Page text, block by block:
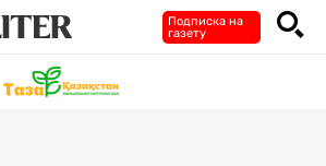
Подписка на
газету